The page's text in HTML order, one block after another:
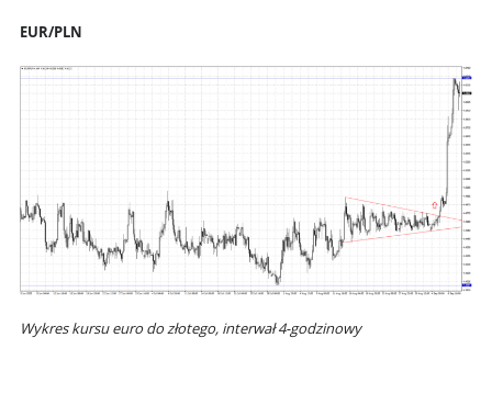
EUR/PLN
Wykres kursu euro do złotego, interwał 4-godzinowy